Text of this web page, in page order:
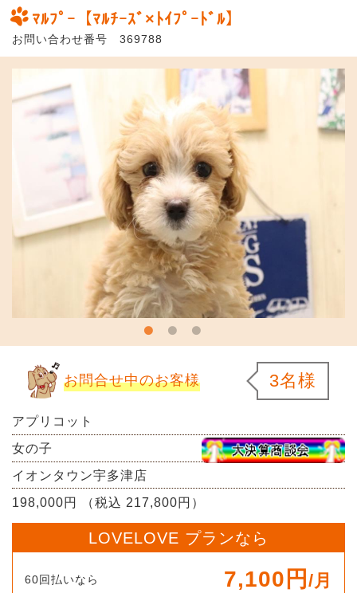
ﾏﾙﾌﾟｰ【ﾏﾙﾁｰｽﾞ×ﾄｲﾌﾟｰﾄﾞﾙ】
お問い合わせ番号 369788
お問合せ中のお客様 3名様
アプリコット
女の子
イオンタウン宇多津店
198,000円 （税込 217,800円）
LOVELOVE プランなら
60回払いなら 7,100円 /月